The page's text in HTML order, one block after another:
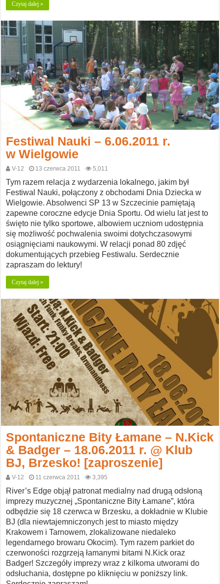
Czytaj dalej »
Festiwal Nauki – 6.06.2011 r.
w Wielgowie
V-12 13 czerwca 2011 5,011
Tym razem relacja z wydarzenia lokalnego, jakim był
Festiwal Nauki, połączony z obchodami Dnia Dziecka w
Wielgowie. Absolwenci SP 13 w Szczecinie pamiętają
zapewne coroczne edycje Dnia Sportu. Od wielu lat jest to
święto nie tylko sportowe, albowiem uczniom udostępnia
się możliwość pochwalenia swoimi dotychczasowymi
osiągnięciami naukowymi. W relacji ponad 80 zdjęć
dokumentujących przebieg Festiwalu. Serdecznie
zapraszam do lektury!
Czytaj dalej »
Spontaniczne Bity Łamane – N.Kick
& Badger – 18.06.2011 r. @ Klub
BJ, Brzesko! [zaproszenie]
V-12 11 czerwca 2011 3,395
River’s Edge objął patronat medialny nad drugą odsłoną
imprezy muzycznej „Spontaniczne Bity Łamane”, która
odbędzie się 18 czerwca w Brzesku, a dokładnie w Klubie
BJ (dla niewtajemniczonych jest to miasto między
Krakowem i Tarnowem, zlokalizowane niedaleko
legendarnego browaru Okocim). Tym razem parkiet do
czerwoności rozgrzeją łamanymi bitami N.Kick oraz
Badger! Szczegóły imprezy wraz z kilkoma utworami do
odsłuchania, dostępne po kliknięciu w poniższy link.